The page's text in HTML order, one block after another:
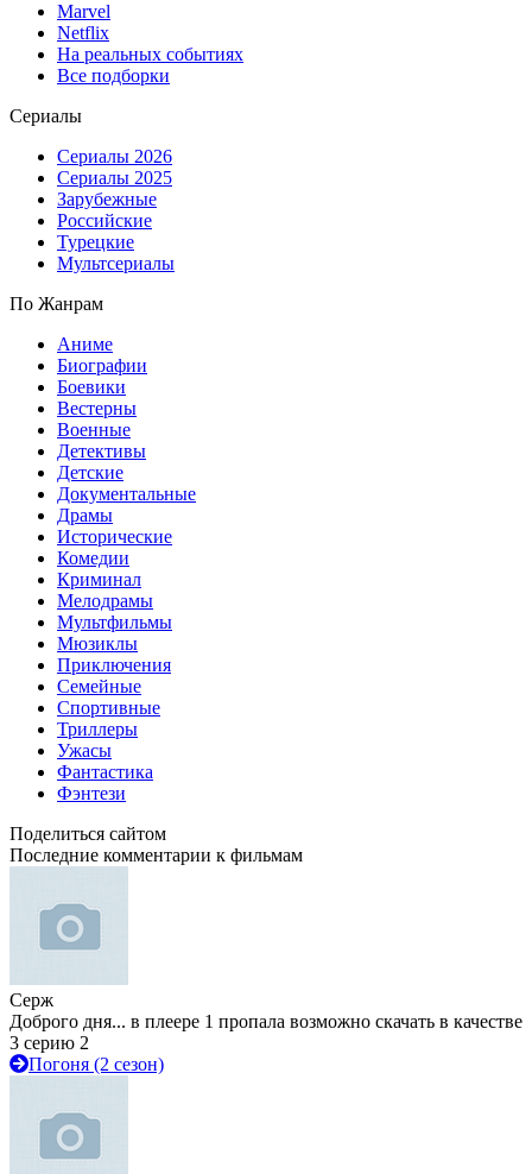
Marvel
Netflix
На реальных событиях
Все подборки
Сериалы
Сериалы 2026
Сериалы 2025
Зарубежные
Российские
Турецкие
Мультсериалы
По Жанрам
Аниме
Биографии
Боевики
Вестерны
Военные
Детективы
Детские
Документальные
Драмы
Исторические
Комедии
Криминал
Мелодрамы
Мультфильмы
Мюзиклы
Приключения
Семейные
Спортивные
Триллеры
Ужасы
Фантастика
Фэнтези
Поделиться сайтом
Последние комментарии к фильмам
Серж
Доброго дня... в плеере 1 пропала возможно скачать в качестве
3 серию 2
Погоня (2 сезон)